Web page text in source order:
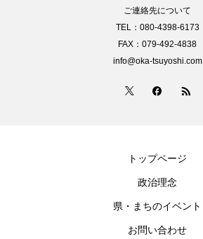
ご連絡先について
TEL：080-4398-6173
FAX：079-492-4838
info@oka-tsuyoshi.com
トップページ
政治理念
県・まちのイベント
お問い合わせ